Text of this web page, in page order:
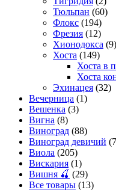
Тюльпан (60)
Флокс (194)
Фрезия (12)
Хионодокса (9)
Хоста (149)
Хоста в
Хоста
Эхинацея (32)
Вечерница (1)
Вешенка (3)
Вигна (8)
Виноград (88)
Виноград девичий
Виола (205)
Вискария (1)
Вишня 🍒 (29)
Все товары (13)